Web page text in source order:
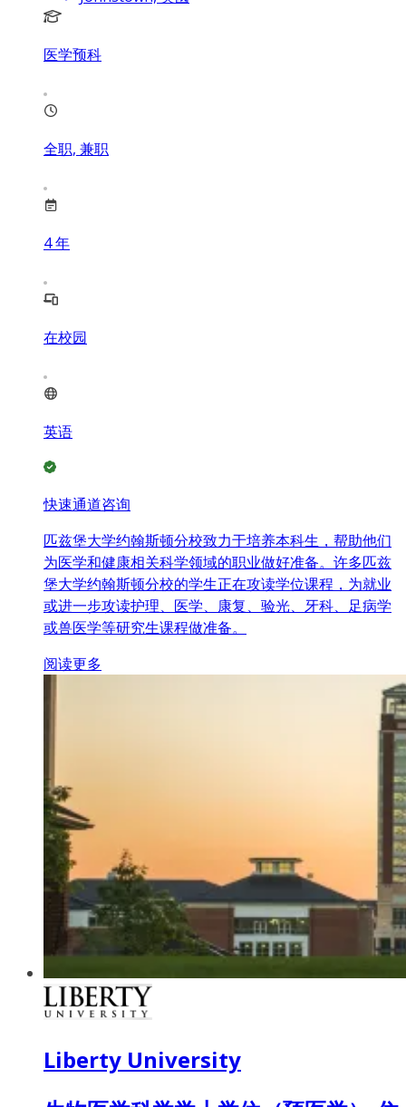
医学预科
全职, 兼职
4年
在校园
英语
快速通道咨询
匹兹堡大学约翰斯顿分校致力于培养本科生，帮助他们
为医学和健康相关科学领域的职业做好准备。许多匹兹
堡大学约翰斯顿分校的学生正在攻读学位课程，为就业
或进一步攻读护理、医学、康复、验光、牙科、足病学
或兽医学等研究生课程做准备。
阅读更多
Liberty University